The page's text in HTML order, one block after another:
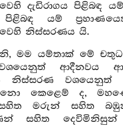
දැඩිරාගය පිළිබඳ
පිළිබඳ යම්
නිස්සරණය යි.
මම යම්තාක් මේ
ආදීනවය
නිස්සරණ වශයෙනුත්
කෙළෙම් ද,
මරුන් සහිත
සහිත දෙවිමිනිසුන්